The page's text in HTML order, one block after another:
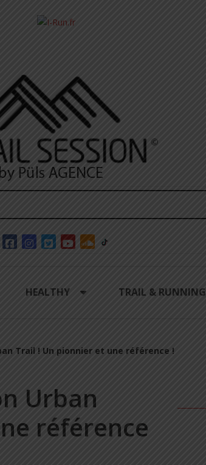
HEALTHY TRAIL & RUNNING
Trail ! Un pionnier et une référence !
Urban
référence